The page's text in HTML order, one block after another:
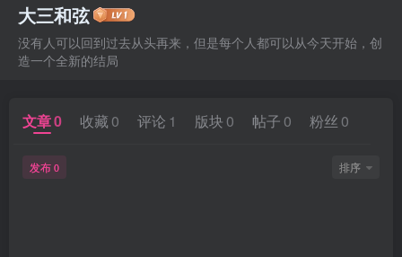
大三和弦
没有人可以回到过去从头再来，但是每个人都可以从今天开始，创
造一个全新的结局
文章0 收藏 0 评论 1 版块 0 帖子 0 粉丝 0
发布 0 排序